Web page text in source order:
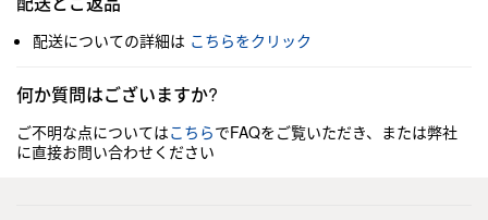
配送についての詳細は こちらをクリック
何か質問はございますか?
ご不明な点についてはこちらでFAQをご覧いただき、または弊社
に直接お問い合わせください